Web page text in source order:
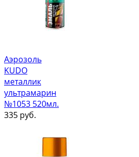
Аэрозоль
KUDO
металлик
ультрамарин
№1053 520мл.
335 руб.